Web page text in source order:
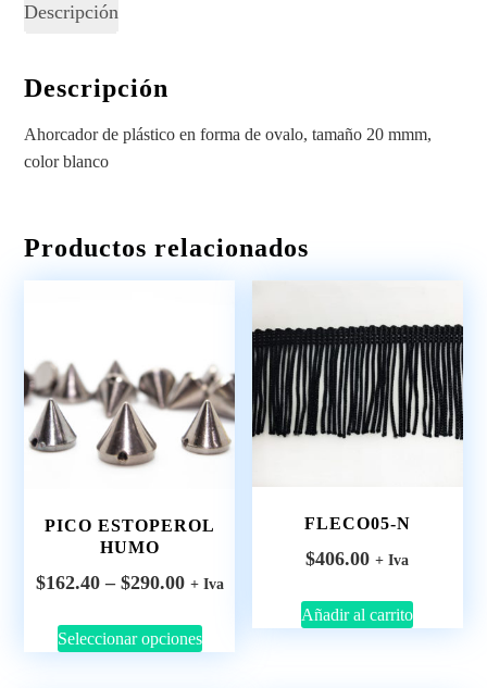
Descripción
Descripción
Ahorcador de plástico en forma de ovalo, tamaño 20 mmm,
color blanco
Productos relacionados
PICO ESTOPEROL
HUMO
$162.40 – $290.00 + Iva
Seleccionar opciones
FLECO05-N
$406.00 + Iva
Añadir al carrito